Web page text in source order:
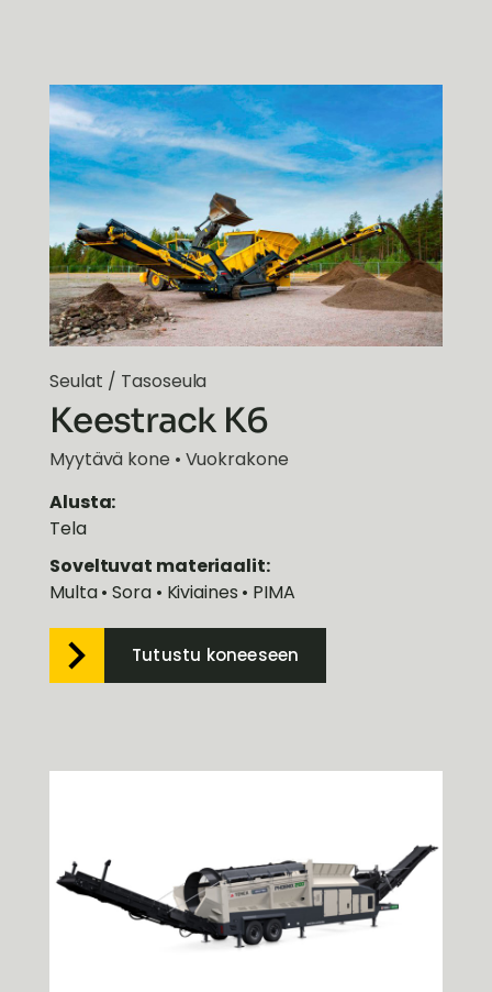
Seulat / Tasoseula
Keestrack K6
Myytävä kone • Vuokrakone
Alusta:
Tela
Soveltuvat materiaalit:
Multa • Sora • Kiviaines • PIMA
Tutustu koneeseen